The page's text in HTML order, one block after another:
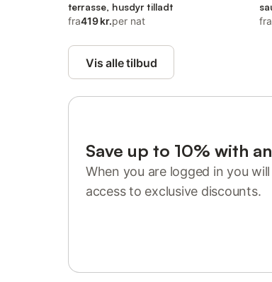
terrasse, husdyr tilladt
fra419 kr.per nat
fra
Vis alle tilbud
Save up to 10% with
When you are logged in you
access to exclusive discounts.